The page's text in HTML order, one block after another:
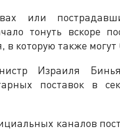
или
тонуть вскоре
в которую также
Израиля
поставок в
каналов